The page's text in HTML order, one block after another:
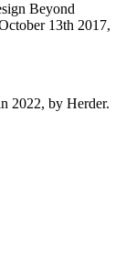
Beyond
13th 2017,
2022, by Herder.